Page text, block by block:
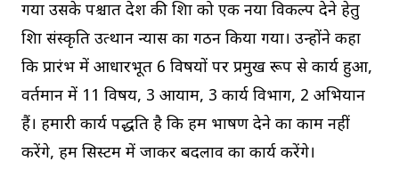
गया उसके पश्चात देश की शिक्षा को एक नया विकल्प देने हेतु
शिक्षा संस्कृति उत्थान न्यास का गठन किया गया। उन्होंने कहा
कि प्रारंभ में आधारभूत 6 विषयों पर प्रमुख रूप से कार्य हुआ,
वर्तमान में 11 विषय, 3 आयाम, 3 कार्य विभाग, 2 अभियान
हैं। हमारी कार्य पद्धति है कि हम भाषण देने का काम नहीं
करेंगे, हम सिस्टम में जाकर बदलाव का कार्य करेंगे।